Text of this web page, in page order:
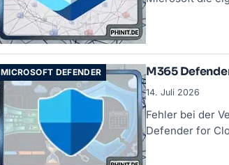
MICROSOFT DEFENDER M365
Fehler bei der
Defender for
14. Juli 2026